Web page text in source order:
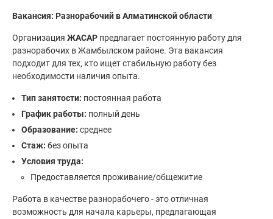
Вакансия: Разнорабочий в Алматинской области
Организация ЖАСАР предлагает постоянную работу для
разнорабочих в Жамбылском районе. Эта вакансия
подходит для тех, кто ищет стабильную работу без
необходимости наличия опыта.
Тип занятости: постоянная работа
График работы: полный день
Образование: среднее
Стаж: без опыта
Условия труда:
Предоставляется проживание/общежитие
Работа в качестве разнорабочего - это отличная
возможность для начала карьеры, предлагающая